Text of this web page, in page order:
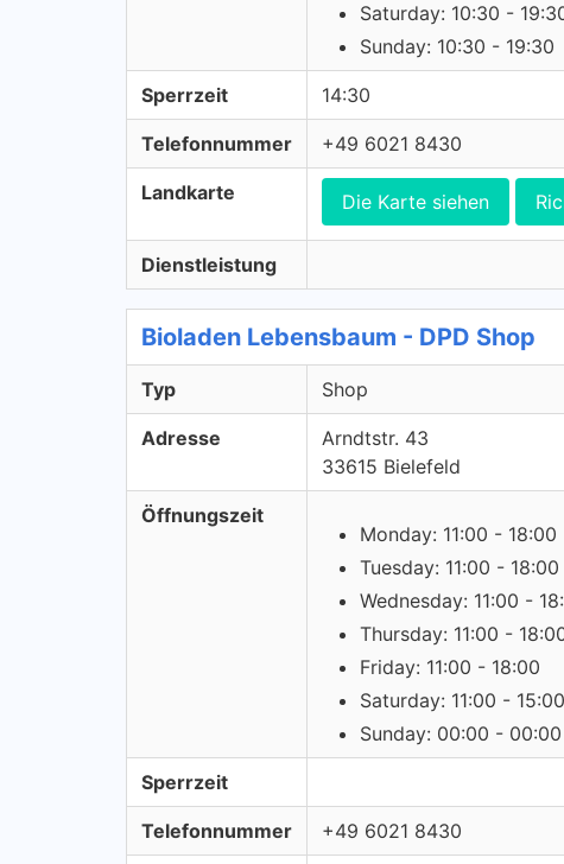
Saturday: 10:30 -
Sunday: 10:30 - 19:30
Sperrzeit 14:30
Telefonnummer +49 6021 8430
Landkarte Die Karte siehen
Dienstleistung
Bioladen Lebensbaum - DPD Shop
Typ Shop
Adresse
Arndtstr. 43
33615 Bielefeld
Öffnungszeit
Monday: 11:00 - 18:00
Tuesday: 11:00 - 18:00
Wednesday: 11:00 -
Thursday: 11:00 -
Friday: 11:00 - 18:00
Saturday: 11:00 - 15:00
Sunday: 00:00 - 00:00
Sperrzeit
Telefonnummer +49 6021 8430